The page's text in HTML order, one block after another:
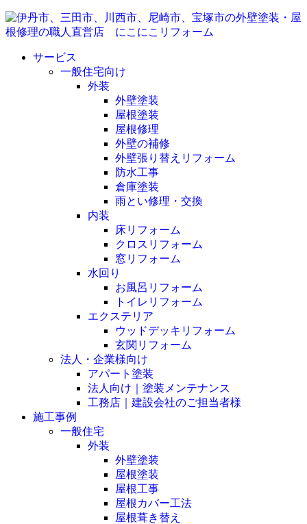
サービス
一般住宅向け
外装
外壁塗装
屋根塗装
屋根修理
外壁の補修
外壁張り替えリフォーム
防水工事
倉庫塗装
雨とい修理・交換
内装
床リフォーム
クロスリフォーム
窓リフォーム
水回り
お風呂リフォーム
トイレリフォーム
エクステリア
ウッドデッキリフォーム
玄関リフォーム
法人・企業様向け
アパート塗装
法人向け｜塗装メンテナンス
工務店｜建設会社のご担当者様
施工事例
一般住宅
外装
外壁塗装
屋根塗装
屋根工事
屋根カバー工法
屋根葺き替え